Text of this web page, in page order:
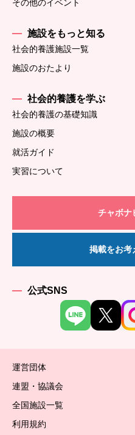
その他のイベント
施設をもっと知る
社会的養護施設一覧
施設のおたより
社会的養護を学ぶ
社会的養護の基礎知識
施設の概要
就活ガイド
実習について
チャボナ
掲載をお考
公式SNS
運営団体
連盟・協議会
全国施設一覧
利用規約